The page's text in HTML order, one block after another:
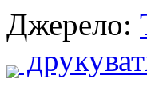
Джерело: